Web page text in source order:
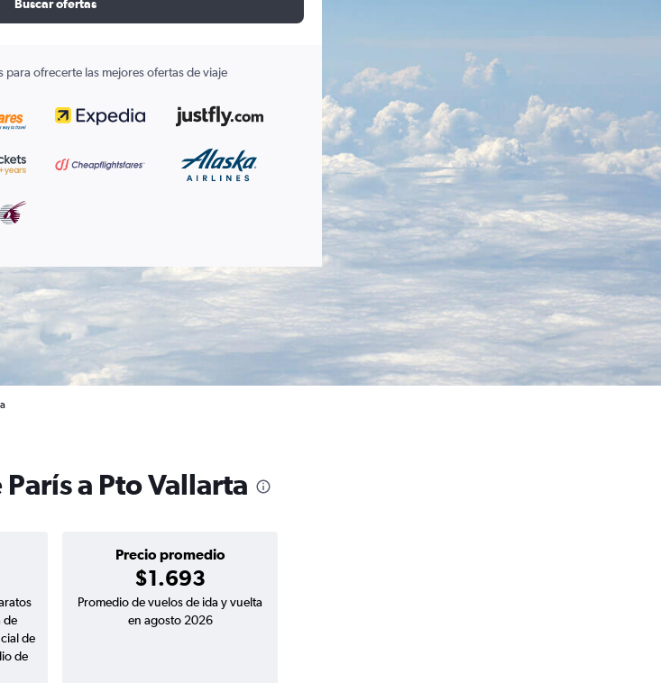
Buscar ofertas
ofrecerte las mejores ofertas de viaje
a Pto Vallarta
Precio promedio
$1.693
de
de
de
Promedio de vuelos de ida y vuelta
en agosto 2026